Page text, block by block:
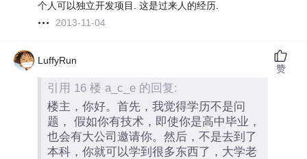
个人可以独立开发项目. 这是过来人的经历.
2013-11-04
LuffyRun
引用 16 楼 a_c_e 的回复:
楼主，你好。首先，我觉得学历不是问
题， 假如你有技术，即使你是高中毕业，
也会有大公司邀请你。然后，不是去到了
本科，你就可以学到很多东西了，大学老
赞